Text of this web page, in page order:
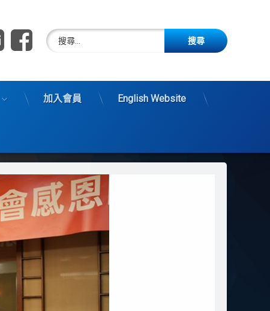
Affairs Organization · Taiwan
E-mail
Facebook
搜尋關鍵字:
加入會員 English Website